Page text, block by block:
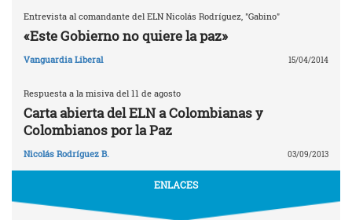
Entrevista al comandante del ELN Nicolás Rodríguez, "Gabino"
«Este Gobierno no quiere la paz»
Vanguardia Liberal 15/04/2014
Respuesta a la misiva del 11 de agosto
Carta abierta del ELN a Colombianas y
Colombianos por la Paz
Nicolás Rodríguez B. 03/09/2013
ENLACES